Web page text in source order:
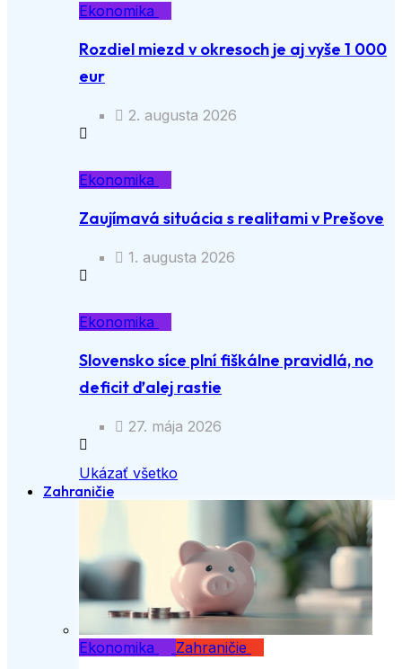
Ekonomika
Rozdiel miezd v okresoch je aj vyše 1 000
eur
2. augusta 2026
Ekonomika
Zaujímavá situácia s realitami v Prešove
1. augusta 2026
Ekonomika
Slovensko síce plní fiškálne pravidlá, no
deficit ďalej rastie
27. mája 2026
Ukázať všetko
Zahraničie
Ekonomika Zahraničie